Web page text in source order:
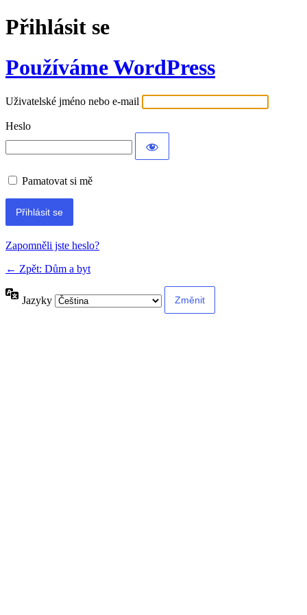
Přihlásit se
Používáme WordPress
Uživatelské jméno nebo e-mail
Heslo
Pamatovat si mě
Alternative:
Zapomněli jste heslo?
← Zpět: Dům a byt
Jazyky